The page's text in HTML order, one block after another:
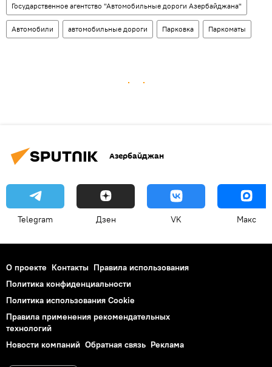
Государственное агентство "Автомобильные дороги Азербайджана"
Автомобили автомобильные дороги Парковка Паркоматы
Азербайджан
Telegram Дзен VK Макс
О проекте Контакты Правила использования
Политика конфиденциальности
Политика использования Cookie
Правила применения рекомендательных
технологий
Новости компаний Обратная связь Реклама